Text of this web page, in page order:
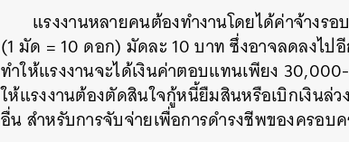
แรงงานหลายคนต้องทำงานโดยได้ค่าจ้าง
(1 มัด = 10 ดอก) มัดละ 10 บาท ซึ่งอาจลดลงไป
ทำให้แรงงานจะได้เงินค่าตอบแทนเพียง
ให้แรงงานต้องตัดสินใจกู้หนี้ยืมสินหรือเบิกเงินล่
อื่น สำหรับการจับจ่ายเพื่อการดำรงชีพของครอบ